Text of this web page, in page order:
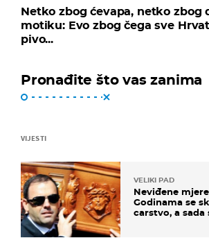
Netko zbog ćevapa, netko zbog
motiku: Evo zbog čega sve
pivo...
Pronađite što vas zanima
VIJESTI
VELIKI PAD
Neviđene
Godinama se
carstvo, a sada